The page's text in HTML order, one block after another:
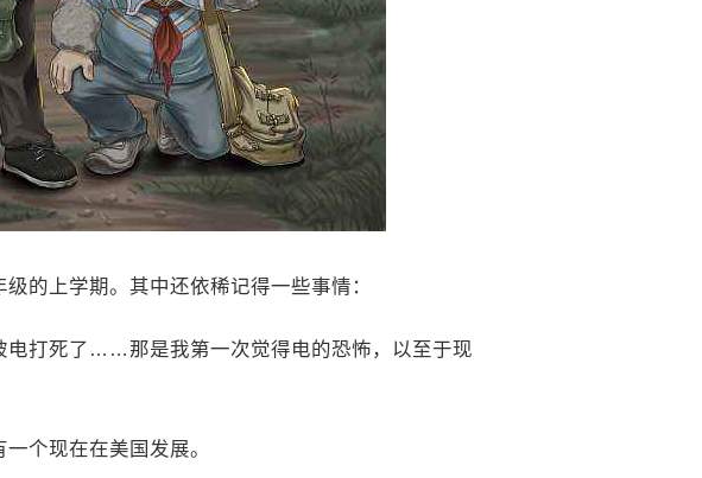
的上学期。其中还依稀记得一些事情：
电打死了……那是我第一次觉得电的恐怖，以至于现
个现在在美国发展。